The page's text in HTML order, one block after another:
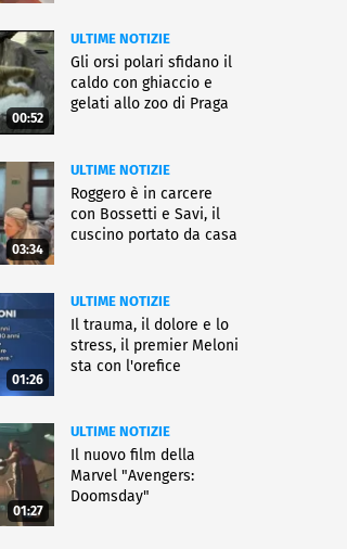
00:52
ULTIME NOTIZIE
Gli orsi polari sfidano il
caldo con ghiaccio e
gelati allo zoo di Praga
03:34
ULTIME NOTIZIE
Roggero è in carcere
con Bossetti e Savi, il
cuscino portato da casa
01:26
ULTIME NOTIZIE
Il trauma, il dolore e lo
stress, il premier Meloni
sta con l'orefice
01:27
ULTIME NOTIZIE
Il nuovo film della
Marvel "Avengers:
Doomsday"